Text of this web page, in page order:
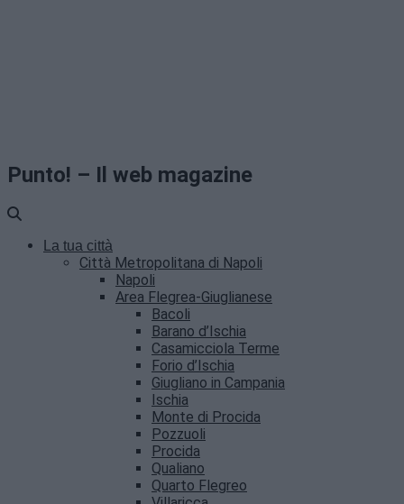
Punto! – Il web magazine
La tua città
Città Metropolitana di Napoli
Napoli
Area Flegrea-Giuglianese
Bacoli
Barano d’Ischia
Casamicciola Terme
Forio d’Ischia
Giugliano in Campania
Ischia
Monte di Procida
Pozzuoli
Procida
Qualiano
Quarto Flegreo